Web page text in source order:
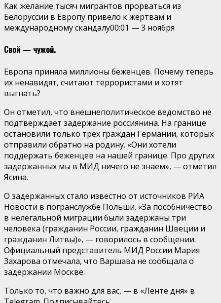
Как желание тысяч мигрантов прорваться из
Белоруссии в Европу привело к жертвам и
международному скандалу00:01 —3 ноября
Свой — чужой.
Европа приняла миллионы беженцев. Почему теперь
их ненавидят, считают террористами и хотят
выгнать?
Он отметил, что внешнеполитическое ведомство не
подтверждает задержание россиянина. На границе
остановили только трех граждан Германии, которых
отправили обратно на родину. «Они хотели
поддержать беженцев на нашей границе. Про других
задержанных мы в МИД ничего не знаем», — отметил
Ясина.
О задержанных стало известно от источников РИА
Новости в погранслужбе Польши. «За пособничество
в нелегальной миграции были задержаны три
человека (гражданин России, гражданин Швеции и
гражданин Литвы)», — говорилось в сообщении.
Официальный представитель МИД России Мария
Захарова отмечала, что Варшава не сообщала о
задержании Москве.
Только то, что важно для вас, — в «Ленте дня» в